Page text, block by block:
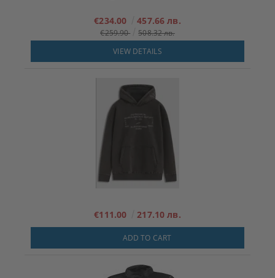
€234.00 457.66 лв.
€259.90
508.32 лв.
VIEW DETAILS
€111.00 217.10 лв.
ADD TO CART